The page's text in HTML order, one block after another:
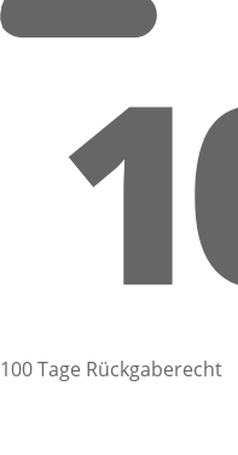
100 Tage Rückgaberecht